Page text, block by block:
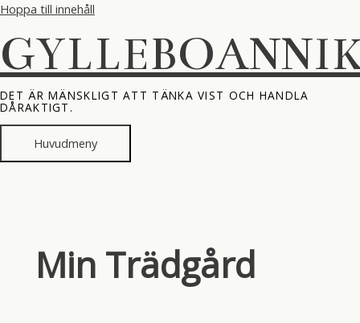
Hoppa till innehåll
DET ÄR MÄNSKLIGT ATT TÄNKA VIST OCH HANDLA
DÅRAKTIGT.
Huvudmeny
Min Trädgård